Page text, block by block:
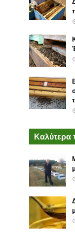
Καλύτερα